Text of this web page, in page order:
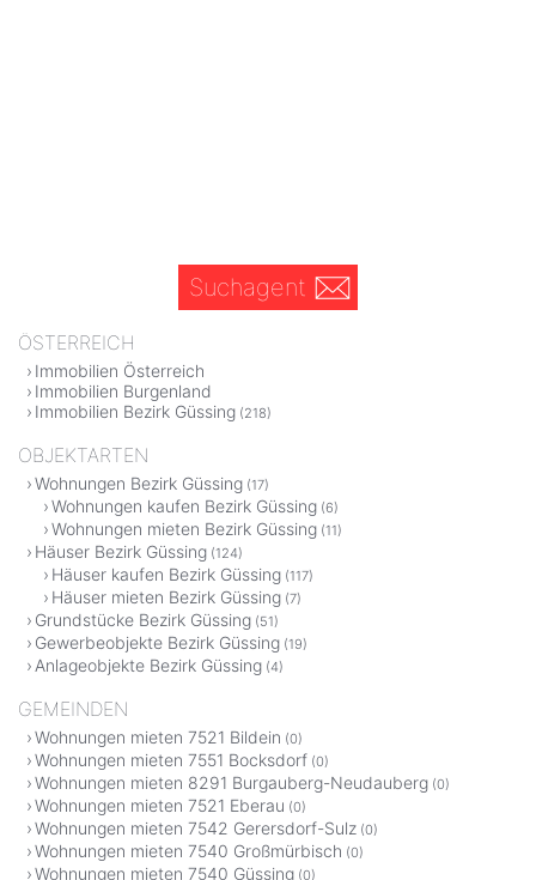
Suchagent
ÖSTERREICH
Immobilien Österreich
Immobilien Burgenland
Immobilien Bezirk Güssing (218)
OBJEKTARTEN
Wohnungen Bezirk Güssing (17)
Wohnungen kaufen Bezirk Güssing (6)
Wohnungen mieten Bezirk Güssing (11)
Häuser Bezirk Güssing (124)
Häuser kaufen Bezirk Güssing (117)
Häuser mieten Bezirk Güssing (7)
Grundstücke Bezirk Güssing (51)
Gewerbeobjekte Bezirk Güssing (19)
Anlageobjekte Bezirk Güssing (4)
GEMEINDEN
Wohnungen mieten 7521 Bildein (0)
Wohnungen mieten 7551 Bocksdorf (0)
Wohnungen mieten 8291 Burgauberg-Neudauberg (0)
Wohnungen mieten 7521 Eberau (0)
Wohnungen mieten 7542 Gerersdorf-Sulz (0)
Wohnungen mieten 7540 Großmürbisch (0)
Wohnungen mieten 7540 Güssing (0)